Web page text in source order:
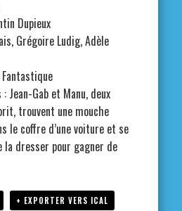
Dupieux
Grégoire Ludig, Adèle
Jean-Gab et Manu, deux
trouvent une mouche
le coffre d’une voiture et se
dresser pour gagner de
+ EXPORTER VERS ICAL